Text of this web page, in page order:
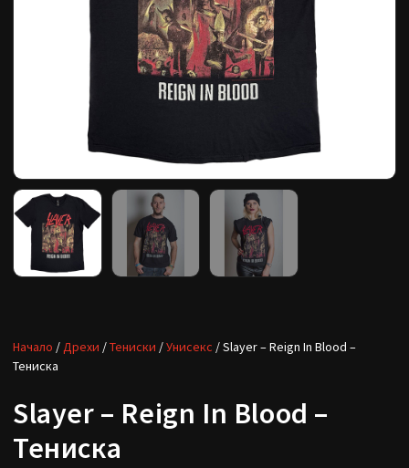
Начало /Дрехи /Тениски /Унисекс / Slayer – Reign In Blood –
Тениска
Slayer – Reign In Blood –
Тениска